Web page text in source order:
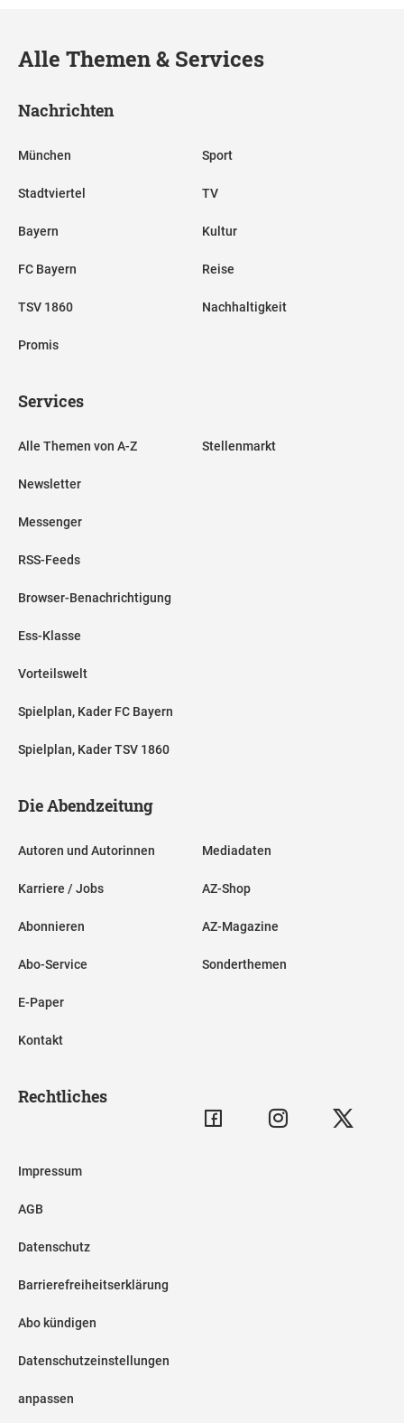
Alle Themen & Services
Nachrichten
München
Stadtviertel
Bayern
FC Bayern
TSV 1860
Promis
Sport
TV
Kultur
Reise
Nachhaltigkeit
Services
Alle Themen von A-Z
Newsletter
Messenger
RSS-Feeds
Browser-Benachrichtigung
Ess-Klasse
Vorteilswelt
Spielplan, Kader FC Bayern
Spielplan, Kader TSV 1860
Stellenmarkt
Die Abendzeitung
Autoren und Autorinnen
Karriere / Jobs
Abonnieren
Abo-Service
E-Paper
Kontakt
Mediadaten
AZ-Shop
AZ-Magazine
Sonderthemen
Rechtliches
Impressum
AGB
Datenschutz
Barrierefreiheitserklärung
Abo kündigen
Datenschutzeinstellungen
anpassen